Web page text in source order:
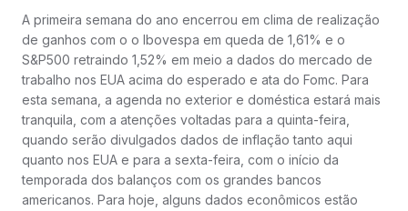
A primeira semana do ano encerrou em clima de realização
de ganhos com o o Ibovespa em queda de 1,61% e o
S&P500 retraindo 1,52% em meio a dados do mercado de
trabalho nos EUA acima do esperado e ata do Fomc. Para
esta semana, a agenda no exterior e doméstica estará mais
tranquila, com a atenções voltadas para a quinta-feira,
quando serão divulgados dados de inflação tanto aqui
quanto nos EUA e para a sexta-feira, com o início da
temporada dos balanços com os grandes bancos
americanos. Para hoje, alguns dados econômicos estão